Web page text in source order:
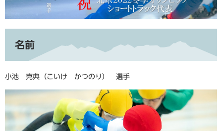
名前
小池 克典（こいけ かつのり） 選手